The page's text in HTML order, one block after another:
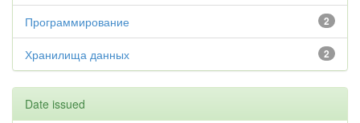
2
Программирование
2
Хранилища данных
Date issued